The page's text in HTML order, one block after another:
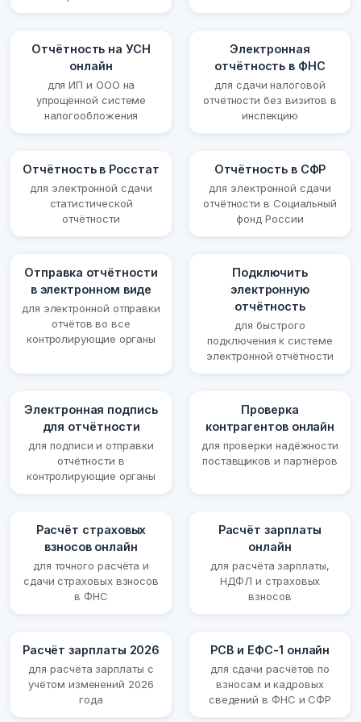
Отчётность на УСН
онлайн
для ИП и ООО на
упрощённой системе
налогообложения
Электронная
отчётность в ФНС
для сдачи налоговой
отчётности без визитов в
инспекцию
Отчётность в Росстат
для электронной сдачи
статистической
отчётности
Отчётность в СФР
для электронной сдачи
отчётности в Социальный
фонд России
Отправка отчётности
в электронном виде
для электронной отправки
отчётов во все
контролирующие органы
Подключить
электронную
отчётность
для быстрого
подключения к системе
электронной отчётности
Электронная подпись
для отчётности
для подписи и отправки
отчётности в
контролирующие органы
Проверка
контрагентов онлайн
для проверки надёжности
поставщиков и партнёров
Расчёт страховых
взносов онлайн
для точного расчёта и
сдачи страховых взносов
в ФНС
Расчёт зарплаты
онлайн
для расчёта зарплаты,
НДФЛ и страховых
взносов
Расчёт зарплаты 2026
для расчёта зарплаты с
учётом изменений 2026
года
РСВ и ЕФС-1 онлайн
для сдачи расчётов по
взносам и кадровых
сведений в ФНС и СФР